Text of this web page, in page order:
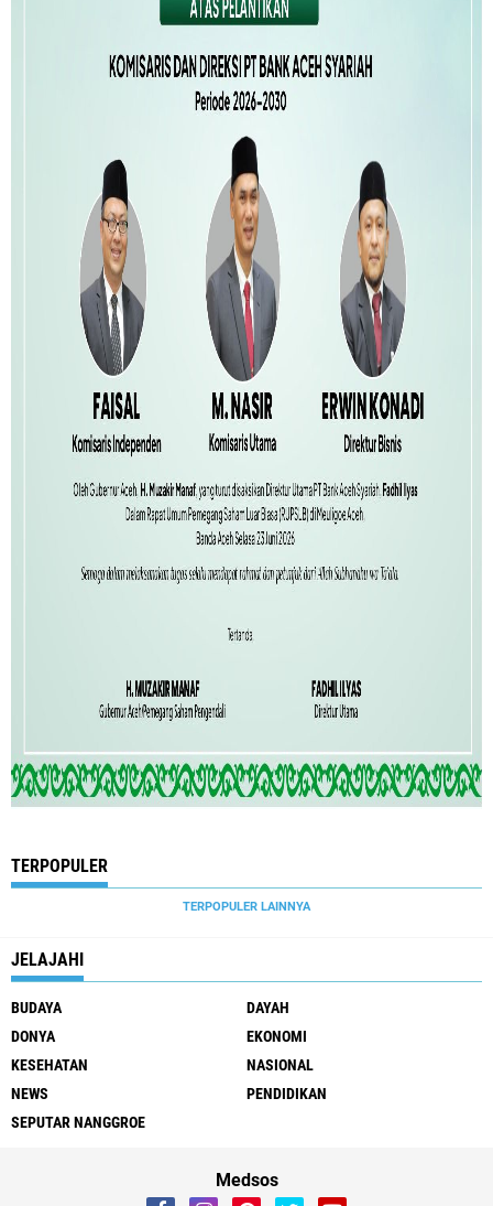
TERPOPULER
TERPOPULER LAINNYA
JELAJAHI
BUDAYA
DAYAH
DONYA
EKONOMI
KESEHATAN
NASIONAL
NEWS
PENDIDIKAN
SEPUTAR NANGGROE
Medsos